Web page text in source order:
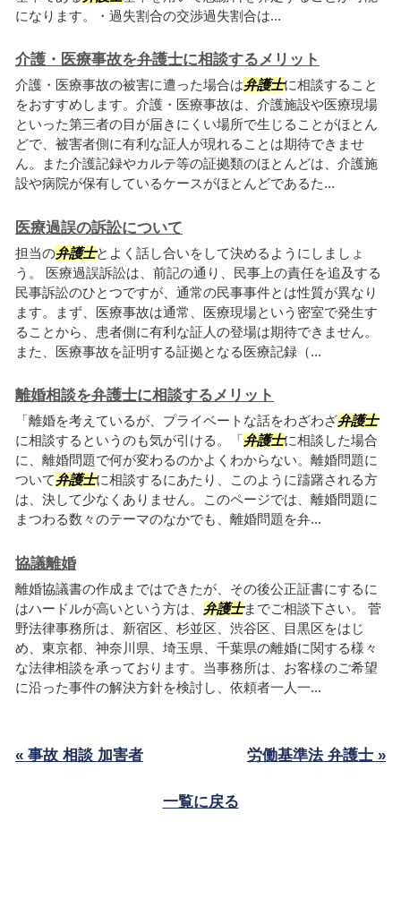
になります。・過失割合の交渉過失割合は...
介護・医療事故を弁護士に相談するメリット
介護・医療事故の被害に遭った場合は弁護士に相談すること
をおすすめします。介護・医療事故は、介護施設や医療現場
といった第三者の目が届きにくい場所で生じることがほとん
どで、被害者側に有利な証人が現れることは期待できませ
ん。また介護記録やカルテ等の証拠類のほとんどは、介護施
設や病院が保有しているケースがほとんどであるた...
医療過誤の訴訟について
担当の弁護士とよく話し合いをして決めるようにしましょ
う。 医療過誤訴訟は、前記の通り、民事上の責任を追及する
民事訴訟のひとつですが、通常の民事事件とは性質が異なり
ます。まず、医療事故は通常、医療現場という密室で発生す
ることから、患者側に有利な証人の登場は期待できません。
また、医療事故を証明する証拠となる医療記録（...
離婚相談を弁護士に相談するメリット
「離婚を考えているが、プライベートな話をわざわざ弁護士
に相談するというのも気が引ける。「弁護士に相談した場合
に、離婚問題で何が変わるのかよくわからない。離婚問題に
ついて弁護士に相談するにあたり、このように躊躇される方
は、決して少なくありません。このページでは、離婚問題に
まつわる数々のテーマのなかでも、離婚問題を弁...
協議離婚
離婚協議書の作成まではできたが、その後公正証書にするに
はハードルが高いという方は、 弁護士までご相談下さい。 菅
野法律事務所は、新宿区、杉並区、渋谷区、目黒区をはじ
め、東京都、神奈川県、埼玉県、千葉県の離婚に関する様々
な法律相談を承っております。当事務所は、お客様のご希望
に沿った事件の解決方針を検討し、依頼者一人一...
« 事故 相談 加害者 労働基準法 弁護士 »
一覧に戻る